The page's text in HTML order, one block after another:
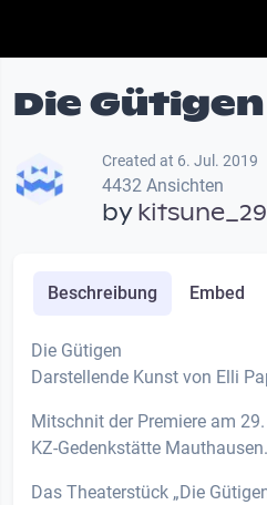
Die Gütigen
Created at 6. Jul. 2019
4432 Ansichten
by
Beschreibung Embed
Die Gütigen
Darstellende Kunst von Elli
Mitschnit der Premiere am
KZ-Gedenkstätte Mauthausen.
Das Theaterstück „Die